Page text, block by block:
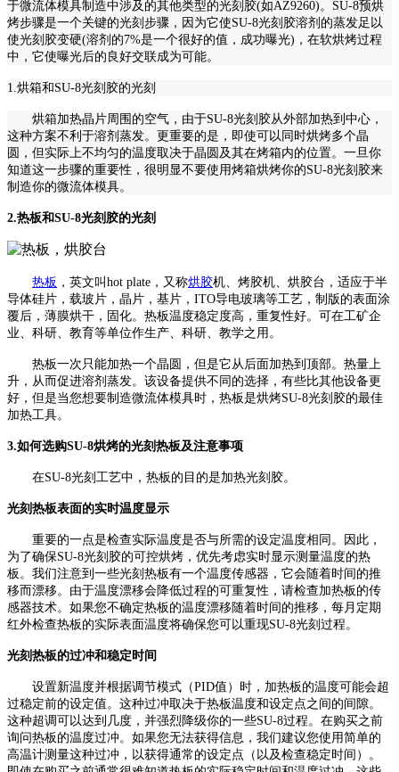
于微流体模具制造中涉及的其他类型的光刻胶(如AZ9260)。SU-8预烘
烤步骤是一个关键的光刻步骤，因为它使SU-8光刻胶溶剂的蒸发足以
使光刻胶变硬(溶剂的7%是一个很好的值，成功曝光)，在软烘烤过程
中，它使曝光后的良好交联成为可能。
1. 烘箱和 SU-8光刻胶的光刻
烘箱加热晶片周围的空气， 由于SU-8光刻胶从外部加热到中心，
这种方案不利于溶剂蒸发。更重要的是，即使可以同时烘烤多个晶
圆，但实际上不均匀的温度取决于晶圆及其在烤箱内的位置。一旦你
知道这一步骤的重要性，很明显不要使用烤箱烘烤你的SU-8光刻胶来
制造你的微流体模具。
2.热板和SU-8光刻胶的光刻
热板 ，英文叫 hot plate，又称烘胶机、烤胶机、烘胶台，适应于半
导体硅片，载玻片，晶片，基片，ITO导电玻璃等工艺，制版的表面涂
覆后，薄膜烘干，固化。热板温度稳定度高，重复性好。可在工矿企
业、科研、教育等单位作生产、科研、教学之用。
热板一次只能加热一个晶圆，但是它从后面加热到顶部。热量上
升，从而促进溶剂蒸发。该设备提供不同的选择，有些比其他设备更
好，但是当您想要制造微流体模具时，热板是烘烤SU-8光刻胶的最佳
加热工具。
3.如何选购SU-8烘烤的光刻热板及注意事项
在SU-8光刻工艺中，热板的目的是加热光刻胶。
光刻热板表面的实时温度显示
重要的一点是检查实际温度是否与所需的设定温度相同。因此，
为了确保SU-8光刻胶的可控烘烤，优先考虑实时显示测量温度的热
板。我们注意到一些光刻热板有一个温度传感器，它会随着时间的推
移而漂移。由于温度漂移会降低过程的可重复性，请检查加热板的传
感器技术。如果您不确定热板的温度漂移随着时间的推移，每月定期
红外检查热板的实际表面温度将确保您可以重现SU-8光刻过程。
光刻热板的过冲和稳定时间
设置新温度并根据调节模式（PID值）时，加热板的温度可能会超
过稳定前的设定值。这种过冲取决于热板温度和设定点之间的间隙。
这种超调可以达到几度，并强烈降级你的一些SU-8过程。在购买之前
询问热板的温度过冲。如果您无法获得信息，我们建议您使用简单的
高温计测量这种过冲，以获得通常的设定点（以及检查稳定时间）。